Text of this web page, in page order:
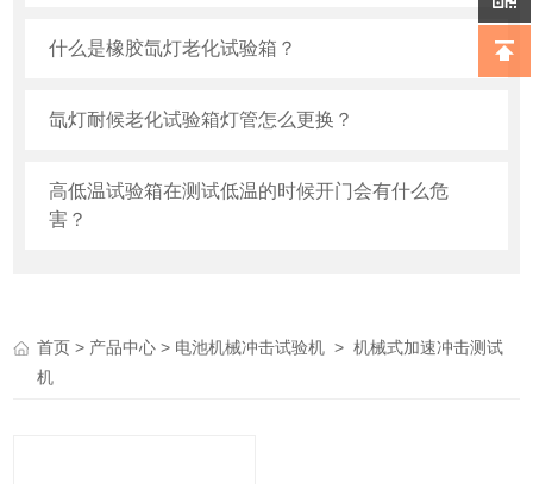
什么是橡胶氙灯老化试验箱？
氙灯耐候老化试验箱灯管怎么更换？
高低温试验箱在测试低温的时候开门会有什么危
害？
首页 > 产品中心 > 电池机械冲击试验机 >机械式加速冲击测试
机